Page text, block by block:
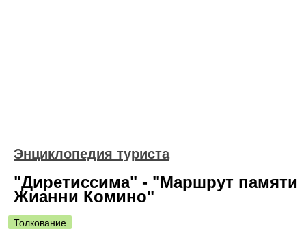
Энциклопедия туриста
"Диретиссима" - "Маршрут памяти
Жианни Комино"
Толкование